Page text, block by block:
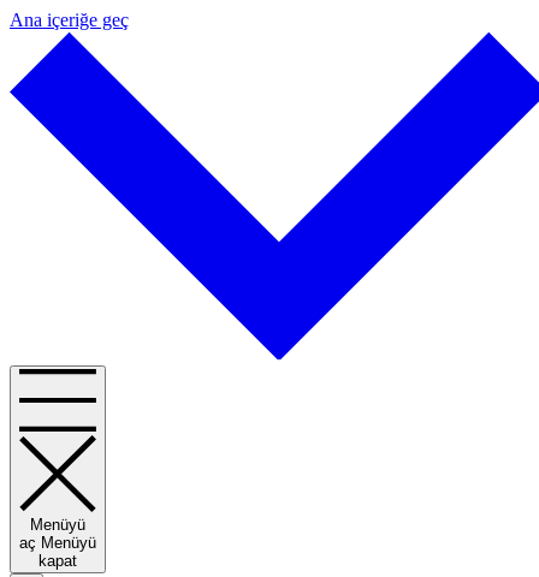
Ana içeriğe geç
Menüyü
aç Menüyü
kapat